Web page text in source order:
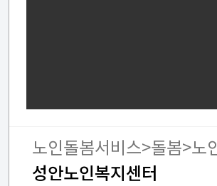
노인돌봄서비스>돌봄>노
성안노인복지센터